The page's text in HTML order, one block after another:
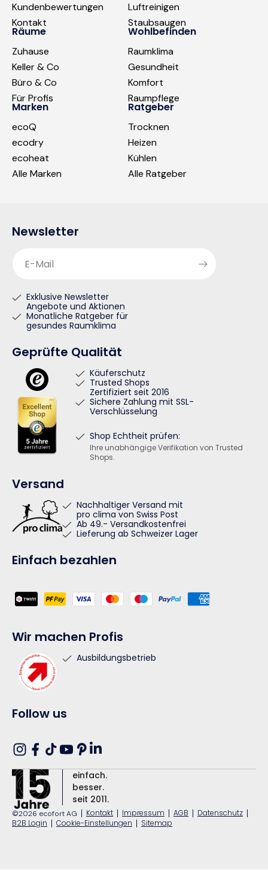
Kundenbewertungen
Kontakt
Luftreinigen
Staubsaugen
Räume
Zuhause
Keller & Co
Büro & Co
Für Profis
Wohlbefinden
Raumklima
Gesundheit
Komfort
Raumpflege
Marken
ecoQ
ecodry
ecoheat
Alle Marken
Ratgeber
Trocknen
Heizen
Kühlen
Alle Ratgeber
Newsletter
E-Mail
Exklusive Newsletter
Angebote und Aktionen
Monatliche Ratgeber für
gesundes Raumklima
Geprüfte Qualität
Käuferschutz
Trusted Shops
Zertifiziert seit 2016
Sichere Zahlung mit SSL-
Verschlüsselung
Shop Echtheit prüfen:
Ihre unabhängige Verifikation von Trusted
Shops.
Versand
Nachhaltiger Versand mit
pro clima von Swiss Post
Ab 49.- Versandkostenfrei
Lieferung ab Schweizer Lager
Einfach bezahlen
Zahlungsmethoden
Wir machen Profis
Ausbildungsbetrieb
Follow us
Instagram
Facebook
TikTokYouTube
Pinterest
Translation
missing:
de.general.social.links.linkedin
einfach.
besser.
seit 2011.
©2026 ecofort AG | Kontakt | Impressum | AGB | Datenschutz |
B2B Login | Cookie-Einstellungen | Sitemap